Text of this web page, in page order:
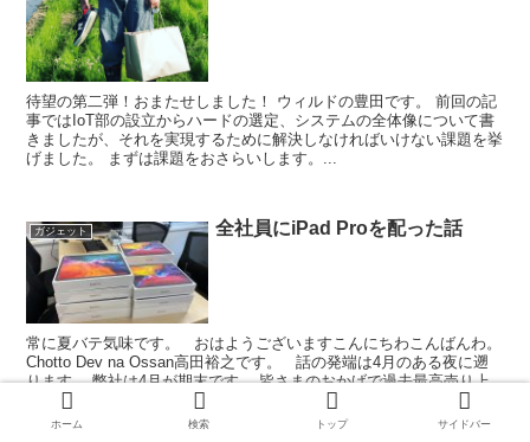
待望の第二弾！おまたせしました！ ウィルドの豊田です。 前回の記
事ではIoT部の設立からハードの選定、システムの全体像について書
きましたが、それを実現するために解決しなければいけない課題を挙
げました。 まずは課題をおさらいします。...
ガジェット 全社員にiPad Proを配った話
常に夏バテ気味です。 おはようございますこんにちわこんばんわ。
Chotto Dev na Ossan高田裕之です。 話の発端は4月のある夜に遡
ります。 弊社は4月が期末です。 皆さまのおかげで過去最高売り上
ホーム 検索 トップ サイドバー